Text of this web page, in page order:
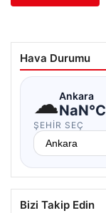
Hava Durumu
☁Ankara
NaN°C
ŞEHIR SEÇ
Bizi Takip Edin